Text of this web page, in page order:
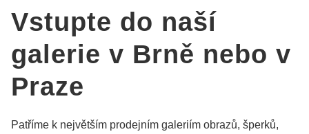
Vstupte do naší
galerie v Brně nebo v
Praze
Patříme k největším prodejním galeriím obrazů, šperků,